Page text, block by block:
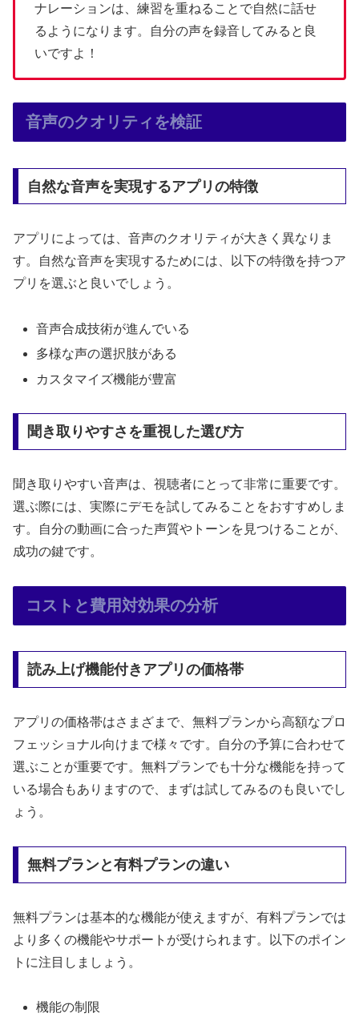
ナレーションは、練習を重ねることで自然に話せ
るようになります。自分の声を録音してみると良
いですよ！
音声のクオリティを検証
自然な音声を実現するアプリの特徴
アプリによっては、音声のクオリティが大きく異なりま
す。自然な音声を実現するためには、以下の特徴を持つア
プリを選ぶと良いでしょう。
音声合成技術が進んでいる
多様な声の選択肢がある
カスタマイズ機能が豊富
聞き取りやすさを重視した選び方
聞き取りやすい音声は、視聴者にとって非常に重要です。
選ぶ際には、実際にデモを試してみることをおすすめしま
す。自分の動画に合った声質やトーンを見つけることが、
成功の鍵です。
コストと費用対効果の分析
読み上げ機能付きアプリの価格帯
アプリの価格帯はさまざまで、無料プランから高額なプロ
フェッショナル向けまで様々です。自分の予算に合わせて
選ぶことが重要です。無料プランでも十分な機能を持って
いる場合もありますので、まずは試してみるのも良いでし
ょう。
無料プランと有料プランの違い
無料プランは基本的な機能が使えますが、有料プランでは
より多くの機能やサポートが受けられます。以下のポイン
トに注目しましょう。
機能の制限